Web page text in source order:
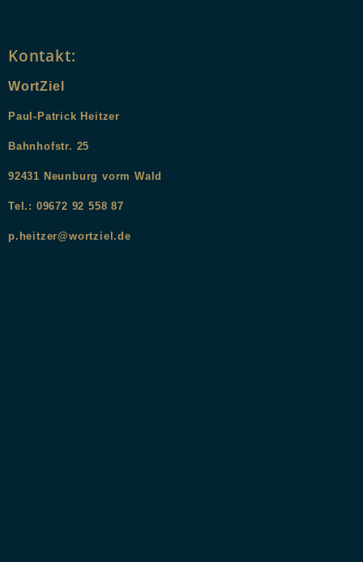
Kontakt:
WortZiel
Paul-Patrick Heitzer
Bahnhofstr. 25
92431 Neunburg vorm Wald
Tel.: 09672 92 558 87
p.heitzer@wortziel.de